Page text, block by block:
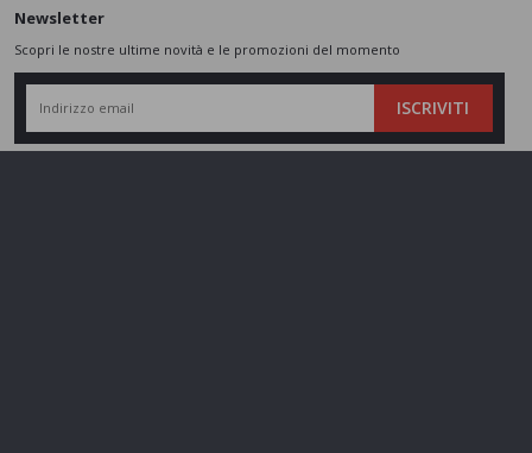
Newsletter
Scopri le nostre ultime novità e le promozioni del momento
ISCRIVITI